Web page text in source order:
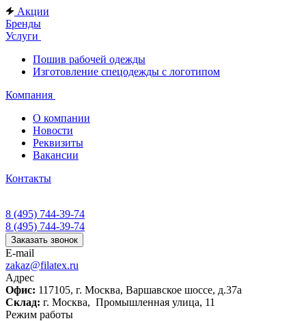
Акции
Бренды
Услуги
Пошив рабочей одежды
Изготовление спецодежды с логотипом
Компания
О компании
Новости
Реквизиты
Вакансии
Контакты
8 (495) 744-39-74
8 (495) 744-39-74
Заказать звонок
E-mail
zakaz@filatex.ru
Адрес
Офис: 117105, г. Москва, Варшавское шоссе, д.37а
Склад: г. Москва, Промышленная улица, 11
Режим работы